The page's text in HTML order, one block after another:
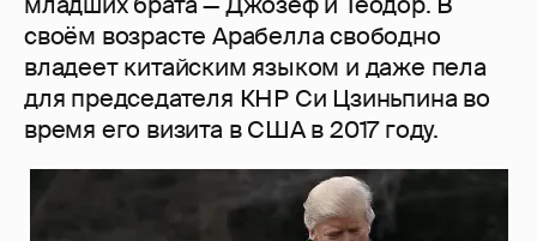
своём возрасте Арабелла свободно
владеет китайским языком и даже пела
для председателя КНР Си Цзиньпина во
время его визита в США в 2017 году.